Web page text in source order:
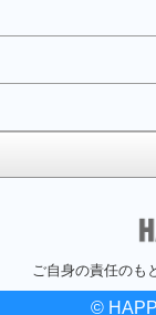
ご自身の責任のも
©